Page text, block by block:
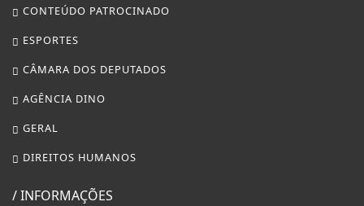
CONTEÚDO PATROCINADO
ESPORTES
CÂMARA DOS DEPUTADOS
AGÊNCIA DINO
GERAL
DIREITOS HUMANOS
/ INFORMAÇÕES